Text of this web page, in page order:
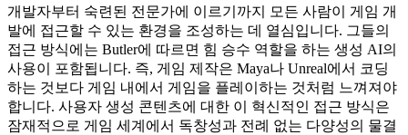
개발자부터 숙련된 전문가에 이르기까지 모든 사람이 게임 개
발에 접근할 수 있는 환경을 조성하는 데 열심입니다. 그들의
접근 방식에는 Butler에 따르면 힘 승수 역할을 하는 생성 AI의
사용이 포함됩니다. 즉, 게임 제작은 Maya나 Unreal에서 코딩
하는 것보다 게임 내에서 게임을 플레이하는 것처럼 느껴져야
합니다. 사용자 생성 콘텐츠에 대한 이 혁신적인 접근 방식은
잠재적으로 게임 세계에서 독창성과 전례 없는 다양성의 물결